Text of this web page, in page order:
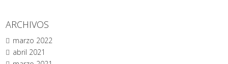
ARCHIVOS
marzo 2022
abril 2021